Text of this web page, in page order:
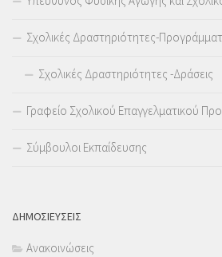
Σχολικές Δραστηριότητες-
Σχολικές Δραστηριότητες -Δράσεις
Γραφείο Σχολικού Επαγγελματικού
Σύμβουλοι Εκπαίδευσης
ΔΗΜΟΣΙΕΥΣΕΙΣ
Ανακοινώσεις